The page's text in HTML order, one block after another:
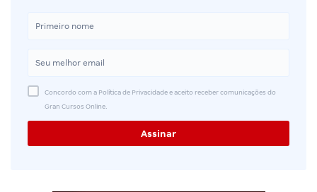
Concordo com a Política de Privacidade e aceito receber comunicações do
Gran Cursos Online.